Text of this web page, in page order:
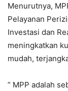
Menurutnya,
Pelayanan
Investasi dan
meningkatkan
mudah,
” MPP adalah